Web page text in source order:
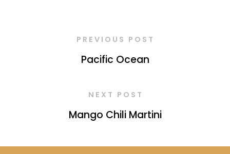
PREVIOUS POST
Pacific Ocean
NEXT POST
Mango Chili Martini